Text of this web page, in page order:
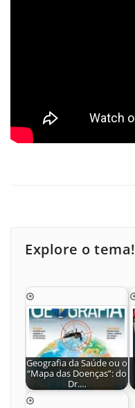
Explore o tema!
Geografia da Saúde ou o
“Mapa das Doenças”: do
Dr.…